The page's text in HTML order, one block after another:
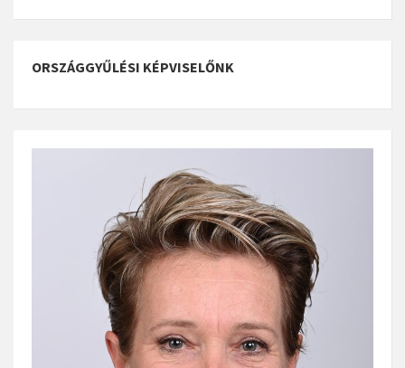
ORSZÁGGYŰLÉSI KÉPVISELŐNK